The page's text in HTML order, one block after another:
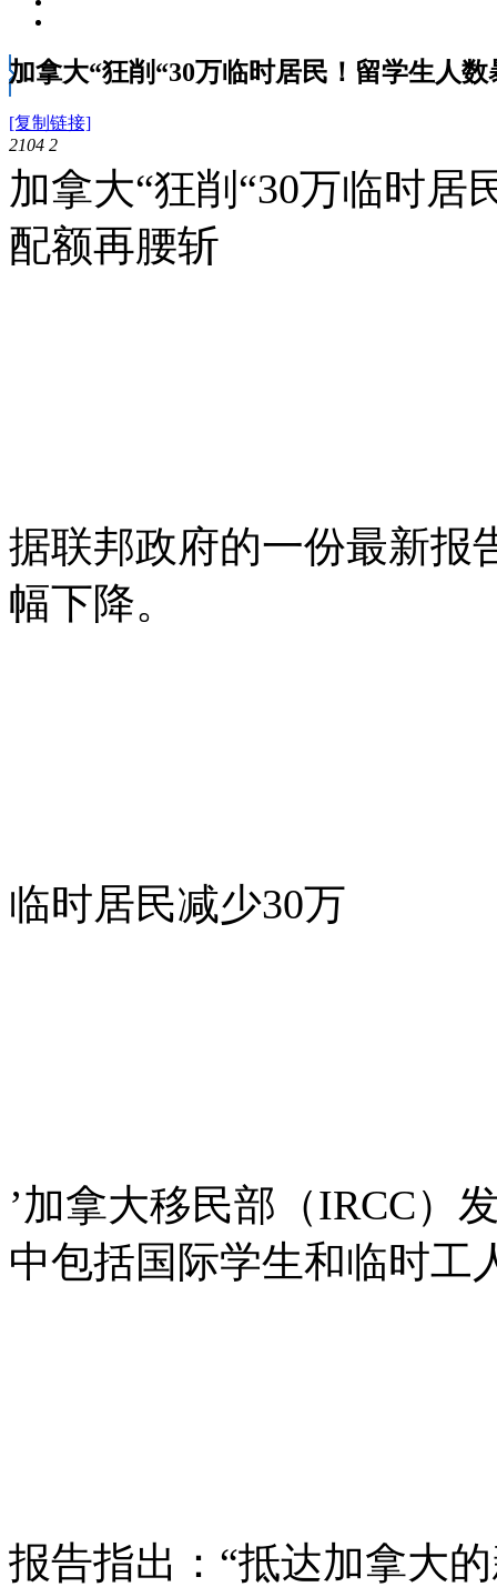
加拿大“狂削“30万临时居民！留学生人数
[复制链接]
2104 2
加拿大“狂削“30万临时居
配额再腰斩
据联邦政府的一份最新报
幅下降。
临时居民减少30万
’加拿大移民部（IRCC）
中包括国际学生和临时工
报告指出：“抵达加拿大